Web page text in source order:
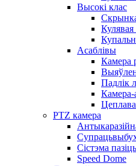
Высокі клас
Кулявая
Асаблівы
Камера
Падлік
Камера-
PTZ камера
Сістэма
Speed ​​Dome